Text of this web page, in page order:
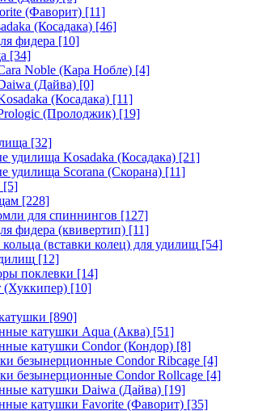
(Фаворит) [11]
(Косадака) [46]
фидера [10]
[34]
Noble (Кара Нобле) [4]
(Дайва) [0]
(Косадака) [11]
(Пролоджик) [19]
[32]
удилища Kosadaka (Косадака) [21]
удилища Scorana (Скорана) [11]
[5]
[228]
для спиннингов [127]
фидера (квивертип) [11]
(вставки колец) для удилищ [54]
[12]
поклевки [14]
(Хуккипер) [10]
[890]
катушки Aqua (Аква) [51]
катушки Condor (Кондор) [8]
безынерционные Condor Ribcage [4]
безынерционные Condor Rollcage [4]
катушки Daiwa (Дайва) [19]
катушки Favorite (Фаворит) [35]